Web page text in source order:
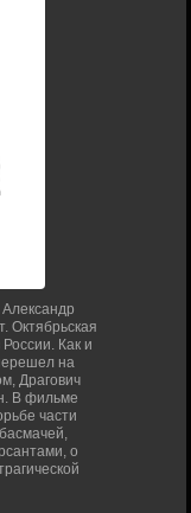
Октябрьская
Как и
на
Драгович
В фильме
части
о